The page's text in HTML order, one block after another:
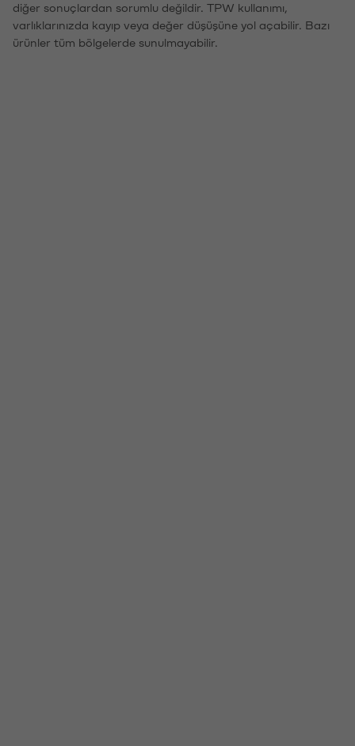
diğer sonuçlardan sorumlu değildir. TPW kullanımı,
varlıklarınızda kayıp veya değer düşüşüne yol açabilir. Bazı
ürünler tüm bölgelerde sunulmayabilir.